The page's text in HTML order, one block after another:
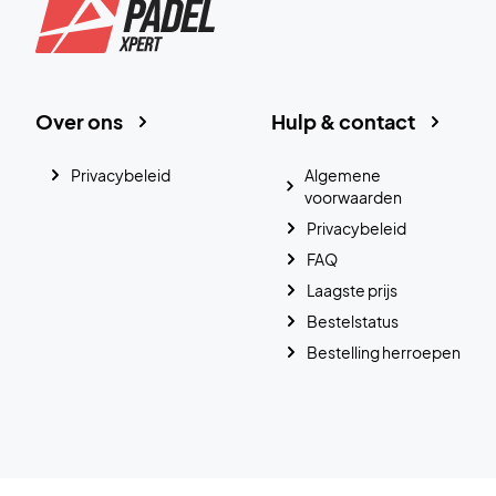
Hulp & contact
Algemene
voorwaarden
Privacybeleid
FAQ
Laagste prijs
Bestelstatus
Bestelling herroepen
Over ons
Privacybeleid